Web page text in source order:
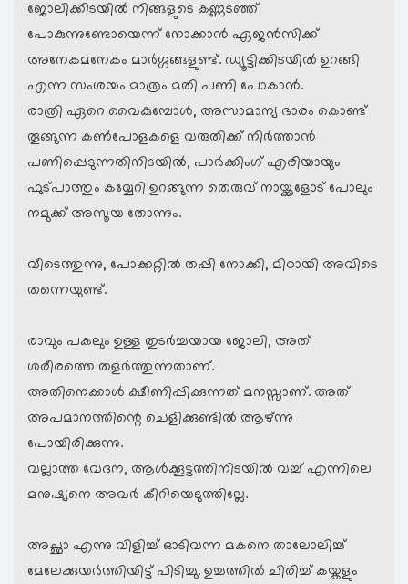
ജോലിക്കിടയില്‍ നിങ്ങളുടെ കണ്ണടഞ്ഞ്
പോകുന്നുണ്ടോയെന്ന് നോക്കാന്‍ ഏജന്‍സിക്ക്
അനേകമനേകം മാര്‍ഗ്ഗങ്ങളുണ്ട്. ഡ്യൂട്ടിക്കിടയില്‍ ഉറങ്ങി
എന്ന സംശയം മാത്രം മതി പണി പോകാന്‍.
രാത്രി ഏറെ വൈകുമ്പോള്‍, അസാമാന്യ ഭാരം കൊണ്ട്
തൂങ്ങുന്ന കണ്‍പോളകളെ വരുതിക്ക് നിര്‍ത്താന്‍
പണിപ്പെടുന്നതിനിടയില്‍, പാര്‍ക്കിംഗ് എരിയായും
ഫുട്പാത്തും കയ്യേറി ഉറങ്ങുന്ന തെരുവ് നായ്ക്കളോട് പോലും
നമുക്ക് അസൂയ തോന്നും.
വീടെത്തുന്നു, പോക്കറ്റില്‍ തപ്പി നോക്കി, മിഠായി അവിടെ
തന്നെയുണ്ട്.
രാവും പകലും ഉള്ള തുടര്‍ച്ചയായ ജോലി, അത്
ശരീരത്തെ തളര്‍ത്തുന്നതാണ്.
അതിനെക്കാള്‍ ക്ഷീണിപ്പിക്കുന്നത് മനസ്സാണ്. അത്
അപമാനത്തിന്റെ ചെളിക്കുണ്ടില്‍ ആഴ്ന്നു
പോയിരിക്കുന്നു.
വല്ലാത്ത വേദന, ആള്‍ക്കൂട്ടത്തിനിടയില്‍ വച്ച് എന്നിലെ
മനുഷ്യനെ അവര്‍ കീറിയെടുത്തില്ലേ.
അച്ഛാ എന്നു വിളിച്ച് ഓടിവന്ന മകനെ താലോലിച്ച്
മേലേക്കുയര്‍ത്തിയിട്ട് പിടിച്ചു. ഉച്ചത്തില്‍ ചിരിച്ച് കയ്കളും